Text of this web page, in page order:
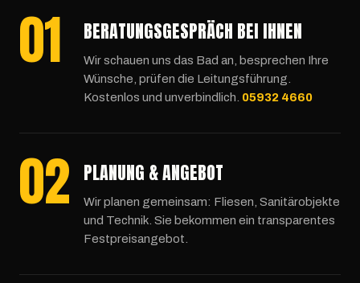
01 BERATUNGSGESPRÄCH BEI IHNEN
Wir schauen uns das Bad an, besprechen Ihre
Wünsche, prüfen die Leitungsführung.
Kostenlos und unverbindlich. 05932 4660
02 PLANUNG & ANGEBOT
Wir planen gemeinsam: Fliesen, Sanitärobjekte
und Technik. Sie bekommen ein transparentes
Festpreisangebot.